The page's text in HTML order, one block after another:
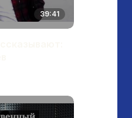
39:41